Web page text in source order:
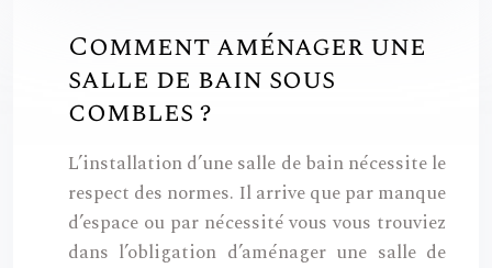
Comment aménager une
salle de bain sous
combles ?
L’installation d’une salle de bain nécessite le
respect des normes. Il arrive que par manque
d’espace ou par nécessité vous vous trouviez
dans l’obligation d’aménager une salle de